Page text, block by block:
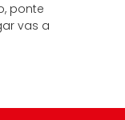
ponte
vas a